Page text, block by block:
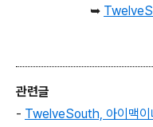
➥
관련글
- TwelveSouth, 아이맥이